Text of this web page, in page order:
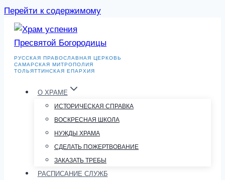
Перейти к содержимому
РУССКАЯ ПРАВОСЛАВНАЯ ЦЕРКОВЬ
САМАРСКАЯ МИТРОПОЛИЯ
ТОЛЬЯТТИНСКАЯ ЕПАРХИЯ
О ХРАМЕ
ИСТОРИЧЕСКАЯ СПРАВКА
ВОСКРЕСНАЯ ШКОЛА
НУЖДЫ ХРАМА
СДЕЛАТЬ ПОЖЕРТВОВАНИЕ
ЗАКАЗАТЬ ТРЕБЫ
РАСПИСАНИЕ СЛУЖБ